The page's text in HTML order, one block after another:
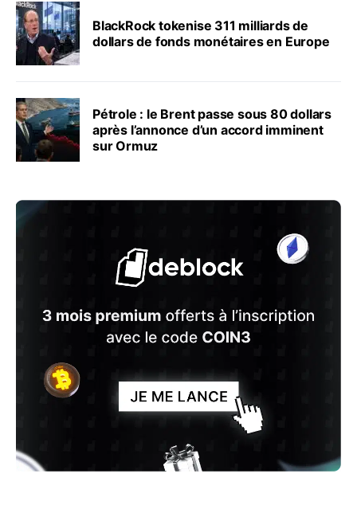
BlackRock tokenise 311 milliards de
dollars de fonds monétaires en Europe
Pétrole : le Brent passe sous 80 dollars
après l’annonce d’un accord imminent
sur Ormuz